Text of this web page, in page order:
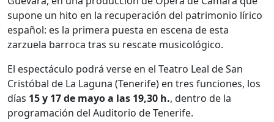
supone un hito en la recuperación del patrimonio lírico
español: es la primera puesta en escena de esta
zarzuela barroca tras su rescate musicológico.
El espectáculo podrá verse en el Teatro Leal de San
Cristóbal de La Laguna (Tenerife) en tres funciones, los
días 15 y 17 de mayo a las 19,30 h., dentro de la
programación del Auditorio de Tenerife.